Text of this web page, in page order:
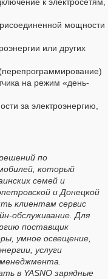
к электросетям,
мощности
или других
на режим «день-
за электроэнергию,
по
который
семей и
и Донецкой
клиентам сервис
обслуживание. Для
поставщик
умное освещение,
услуги
в YASNO зарядные